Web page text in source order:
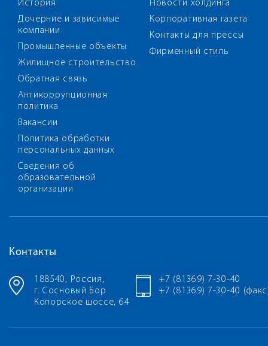
История
Дочерние и зависимые
компании
Промышленные объекты
Жилищное строительство
Обратная связь
Антикоррупционная
политика
Вакансии
Политика обработки
персональных данных
Сведения об
образовательной
организации
Новости холдинга
Корпоративная газета
Контакты для прессы
Фирменный стиль
Контакты
188540, Россия,
г. Сосновый Бор
Копорское шоссе, 64
+7 (81369) 7-30-40
+7 (81369) 7-30-40